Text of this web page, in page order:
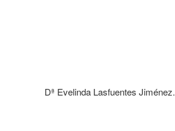
Dª Evelinda Lasfuentes Jiménez.